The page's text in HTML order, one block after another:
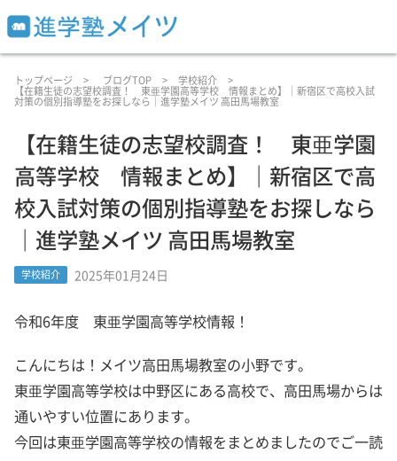
トップページ ブログTOP 学校紹介
【在籍生徒の志望校調査！ 東亜学園高等学校 情報まとめ】｜新宿区で高校入試
対策の個別指導塾をお探しなら｜進学塾メイツ 高田馬場教室
【在籍生徒の志望校調査！ 東亜学園
高等学校 情報まとめ】｜新宿区で高
校入試対策の個別指導塾をお探しなら
｜進学塾メイツ 高田馬場教室
学校紹介 2025年01月24日
令和6年度 東亜学園高等学校情報！
こんにちは！メイツ高田馬場教室の小野です。
東亜学園高等学校は中野区にある高校で、高田馬場からは
通いやすい位置にあります。
今回は東亜学園高等学校の情報をまとめましたのでご一読